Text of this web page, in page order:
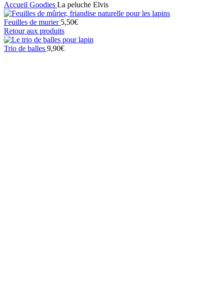
Accueil Goodies La peluche Elvis
Feuilles de murier 5,50€
Retour aux produits
Trio de balles 9,90€